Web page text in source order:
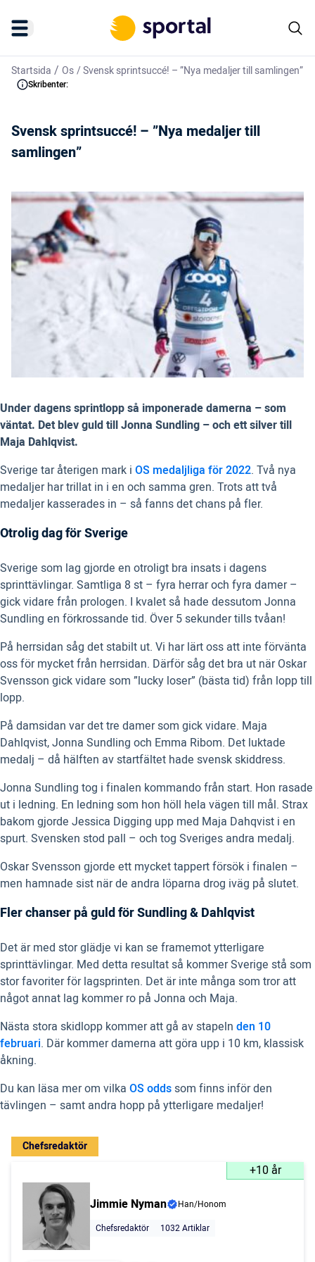
Startsida / Os/Svensk sprintsuccé! – ”Nya medaljer till samlingen”
Skribenter:
Svensk sprintsuccé! – ”Nya medaljer till
samlingen”
Under dagens sprintlopp så imponerade damerna – som
väntat. Det blev guld till Jonna Sundling – och ett silver till
Maja Dahlqvist.
Sverige tar återigen mark i OS medaljliga för 2022. Två nya
medaljer har trillat in i en och samma gren. Trots att två
medaljer kasserades in – så fanns det chans på fler.
Otrolig dag för Sverige
Sverige som lag gjorde en otroligt bra insats i dagens
sprinttävlingar. Samtliga 8 st – fyra herrar och fyra damer –
gick vidare från prologen. I kvalet så hade dessutom Jonna
Sundling en förkrossande tid. Över 5 sekunder tills tvåan!
På herrsidan såg det stabilt ut. Vi har lärt oss att inte förvänta
oss för mycket från herrsidan. Därför såg det bra ut när Oskar
Svensson gick vidare som ”lucky loser” (bästa tid) från lopp till
lopp.
På damsidan var det tre damer som gick vidare. Maja
Dahlqvist, Jonna Sundling och Emma Ribom. Det luktade
medalj – då hälften av startfältet hade svensk skiddress.
Jonna Sundling tog i finalen kommando från start. Hon rasade
ut i ledning. En ledning som hon höll hela vägen till mål. Strax
bakom gjorde Jessica Digging upp med Maja Dahqvist i en
spurt. Svensken stod pall – och tog Sveriges andra medalj.
Oskar Svensson gjorde ett mycket tappert försök i finalen –
men hamnade sist när de andra löparna drog iväg på slutet.
Fler chanser på guld för Sundling & Dahlqvist
Det är med stor glädje vi kan se framemot ytterligare
sprinttävlingar. Med detta resultat så kommer Sverige stå som
stor favoriter för lagsprinten. Det är inte många som tror att
något annat lag kommer ro på Jonna och Maja.
Nästa stora skidlopp kommer att gå av stapeln den 10
februari. Där kommer damerna att göra upp i 10 km, klassisk
åkning.
Du kan läsa mer om vilka OS oddssom finns inför den
tävlingen – samt andra hopp på ytterligare medaljer!
Chefsredaktör
+10 år
Jimmie Nyman
Han/Honom
Chefsredaktör
1032 Artiklar